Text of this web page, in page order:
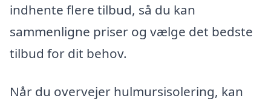
indhente flere tilbud, så du kan
sammenligne priser og vælge det bedste
tilbud for dit behov.
Når du overvejer hulmursisolering, kan